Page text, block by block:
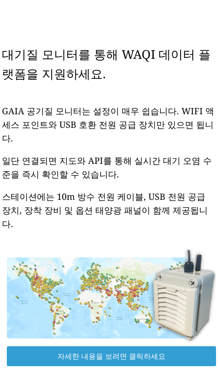
대기질 모니터를 통해 WAQI 데이터 플
랫폼을 지원하세요.
GAIA 공기질 모니터는 설정이 매우 쉽습니다. WIFI 액
세스 포인트와 USB 호환 전원 공급 장치만 있으면 됩니
다.
일단 연결되면 지도와 API를 통해 실시간 대기 오염 수
준을 즉시 확인할 수 있습니다.
스테이션에는 10m 방수 전원 케이블, USB 전원 공급
장치, 장착 장비 및 옵션 태양광 패널이 함께 제공됩니
다.
자세한 내용을 보려면 클릭하세요